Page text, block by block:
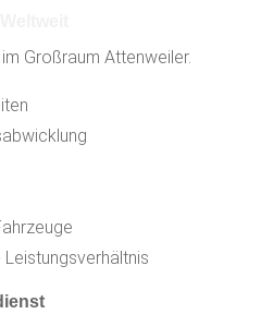
Großraum Attenweiler.